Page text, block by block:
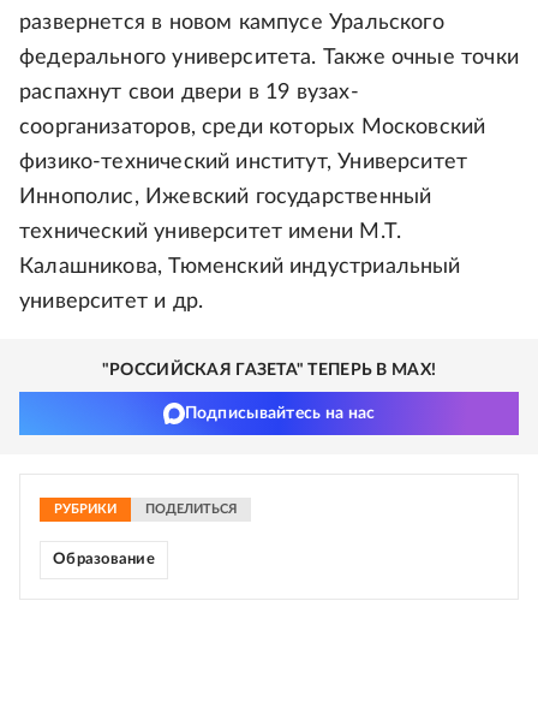
развернется в новом кампусе Уральского
федерального университета. Также очные точки
распахнут свои двери в 19 вузах-
соорганизаторов, среди которых Московский
физико-технический институт, Университет
Иннополис, Ижевский государственный
технический университет имени М.Т.
Калашникова, Тюменский индустриальный
университет и др.
"РОССИЙСКАЯ ГАЗЕТА" ТЕПЕРЬ В MAX!
Подписывайтесь на нас
РУБРИКИ ПОДЕЛИТЬСЯ
Образование